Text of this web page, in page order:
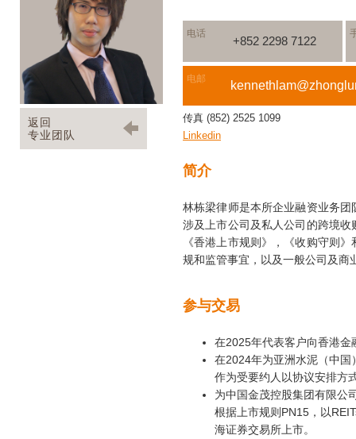
返回
专业团队
电话
+852 2298 7122
电邮
传真 (852) 2525 1099
Linkedin
简介
林栋梁律师是本所企业融资业务
涉及上市公司及私人公司的跨境
《香港上市规则》，《收购守则
规和监管事宜，以及一般公司及商
参与交易
在2025年代表客户向香港金
在2024年为亚洲水泥（中
作为受要约人以协议安排方
为中国金茂控股集团有限公
根据上市规则PN15，以
海证券交易所上市。